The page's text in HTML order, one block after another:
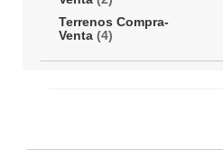
Terrenos Compra-
Venta (4)